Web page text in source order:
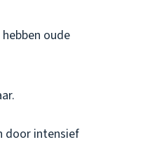
oude
door intensief